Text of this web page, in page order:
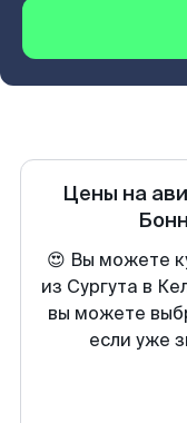
Цены на
Бонн
😍 Вы можете
из Сургута в
вы можете
если уже